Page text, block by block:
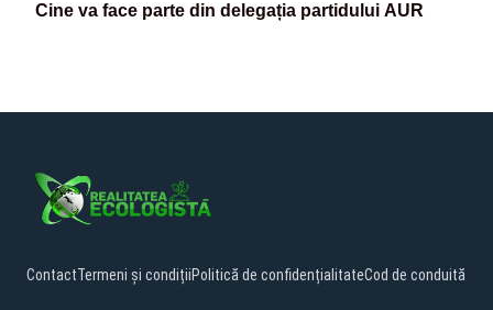
Cine va face parte din delegația partidului AUR
ContactTermeni și condițiiPolitică de confidențialitateCod de conduită